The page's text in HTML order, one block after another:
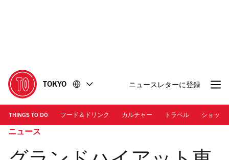
に
移
動
移
動
TOKYO ニュースレターに登録
THINGS TO DO フード＆ドリンク カルチャー トラベル ショッピ
ニュース